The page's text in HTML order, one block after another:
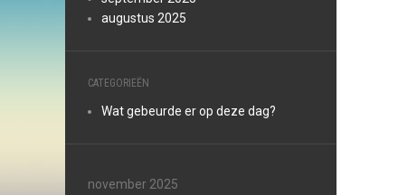
augustus 2025
CATEGORIEËN
Wat gebeurde er op deze dag?
november 2025